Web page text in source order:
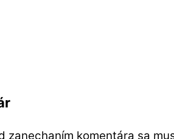
zanechaním komentára sa